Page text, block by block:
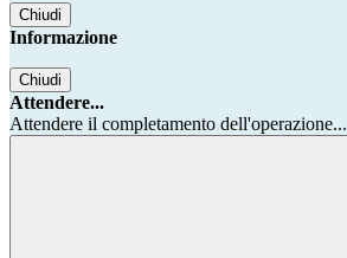
Chiudi
Informazione
Chiudi
Attendere...
Attendere il completamento dell'operazione...